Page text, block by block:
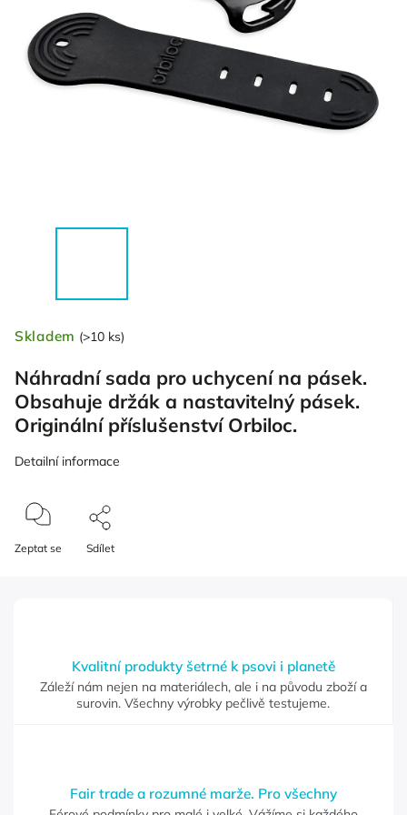
Skladem (>10 ks)
Náhradní sada pro uchycení na pásek.
Obsahuje držák a nastavitelný pásek.
Originální příslušenství Orbiloc.
Detailní informace
Zeptat se Sdílet
Kvalitní produkty šetrné k psovi i planetě
Záleží nám nejen na materiálech, ale i na původu zboží a
surovin. Všechny výrobky pečlivě testujeme.
Fair trade a rozumné marže. Pro všechny